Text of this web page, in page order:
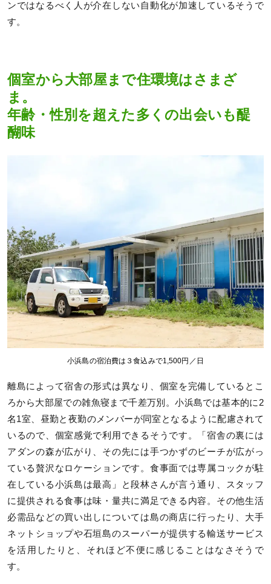
ンではなるべく人が介在しない自動化が加速しているそうで
す。
個室から大部屋まで住環境はさまざ
ま。
年齢・性別を超えた多くの出会いも醍
醐味
小浜島の宿泊費は３食込みで1,500円／日
離島によって宿舎の形式は異なり、個室を完備しているとこ
ろから大部屋での雑魚寝まで千差万別。小浜島では基本的に2
名1室、昼勤と夜勤のメンバーが同室となるように配慮されて
いるので、個室感覚で利用できるそうです。「宿舎の裏には
アダンの森が広がり、その先には手つかずのビーチが広がっ
ている贅沢なロケーションです。食事面では専属コックが駐
在している小浜島は最高」と段林さんが言う通り、スタッフ
に提供される食事は味・量共に満足できる内容。その他生活
必需品などの買い出しについては島の商店に行ったり、大手
ネットショップや石垣島のスーパーが提供する輸送サービス
を活用したりと、それほど不便に感じることはなさそうで
す。